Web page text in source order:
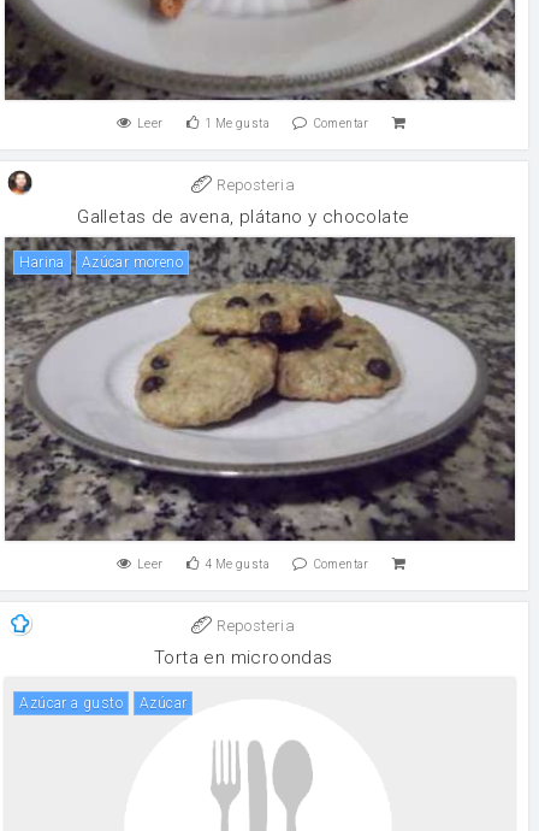
Leer 1 Me gusta Comentar
Reposteria
Galletas de avena, plátano y chocolate
harina Azúcar moreno
Leer 4 Me gusta Comentar
Reposteria
Torta en microondas
azúcar a gusto Azúcar